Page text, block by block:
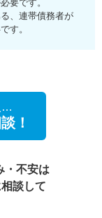
要です。
、連帯債務者が
す。
…
！
・不安は
談して